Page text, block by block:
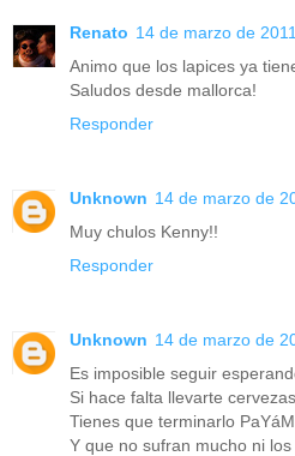
Renato 14 de marzo de
Animo que los lapices ya
Saludos desde mallorca!
Responder
Unknown 14 de marzo de
Muy chulos Kenny!!
Responder
Unknown 14 de marzo de
Es imposible seguir
Si hace falta llevarte
Tienes que terminarlo
Y que no sufran mucho ni los